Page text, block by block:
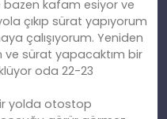
bazen kafam esiyor ve
çıkıp sürat yapıyorum
çalışıyorum. Yeniden
ve sürat yapacaktım bir
oda 22-23
yolda otostop